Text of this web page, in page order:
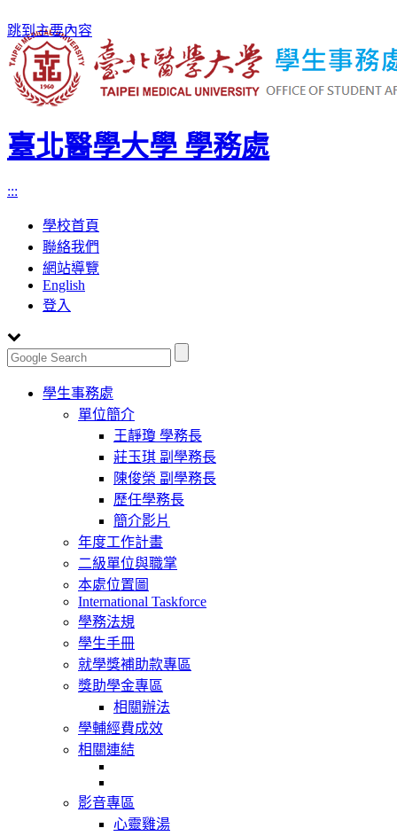
跳到主要內容
臺北醫學大學 學務處
:::
學校首頁
聯絡我們
網站導覽
English
登入
Toggle
navigation
學生事務處
單位簡介
王靜瓊 學務長
莊玉琪 副學務長
陳俊榮 副學務長
歷任學務長
簡介影片
年度工作計畫
二級單位與職掌
本處位置圖
International Taskforce
學務法規
學生手冊
就學獎補助款專區
獎助學金專區
相關辦法
學輔經費成效
相關連結
影音專區
心靈雞湯